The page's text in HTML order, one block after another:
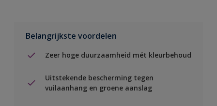
Belangrijkste voordelen
Zeer hoge duurzaamheid mét kleurbehoud
Uitstekende bescherming tegen
vuilaanhang en groene aanslag